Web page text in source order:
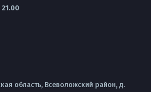
область, Всеволожский район, д.